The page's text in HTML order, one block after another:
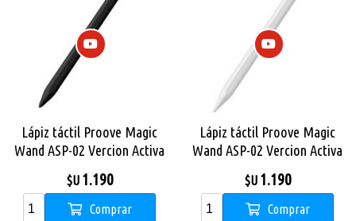
Lápiz táctil Proove Magic
Wand ASP-02 Vercion Activa
$U 1.190
Comprar
Lápiz táctil Proove Magic
Wand ASP-02 Vercion Activa
$U 1.190
Comprar